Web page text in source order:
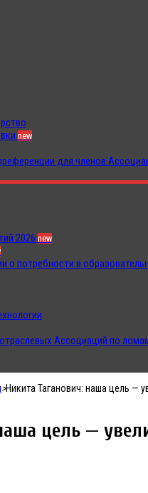
new
для членов
2026 new
о потребности в
Ассоциаций по
>Никита Таганович: наша цель —
цель —